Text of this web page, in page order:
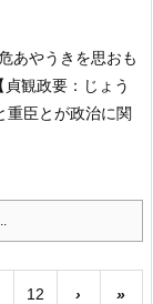
あやうきを思おも
【貞観政要：じょう
重臣とが政治に関
12 › »